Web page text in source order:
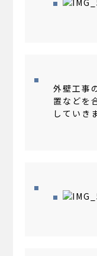
外壁工事
置などを
していき